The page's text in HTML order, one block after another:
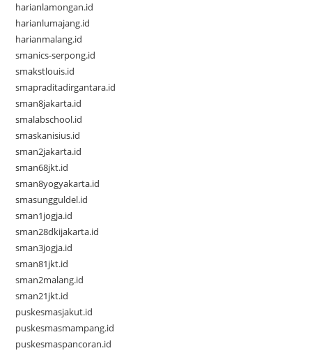
harianlamongan.id
harianlumajang.id
harianmalang.id
smanics-serpong.id
smakstlouis.id
smapraditadirgantara.id
sman8jakarta.id
smalabschool.id
smaskanisius.id
sman2jakarta.id
sman68jkt.id
sman8yogyakarta.id
smasungguldel.id
sman1jogja.id
sman28dkijakarta.id
sman3jogja.id
sman81jkt.id
sman2malang.id
sman21jkt.id
puskesmasjakut.id
puskesmasmampang.id
puskesmaspancoran.id